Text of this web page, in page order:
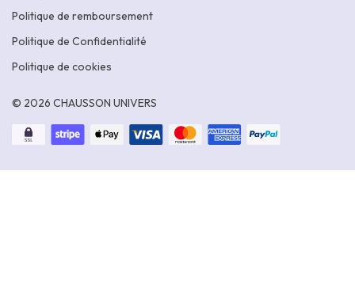
Politique de remboursement
Politique de Confidentialité
Politique de cookies
© 2026 CHAUSSON UNIVERS